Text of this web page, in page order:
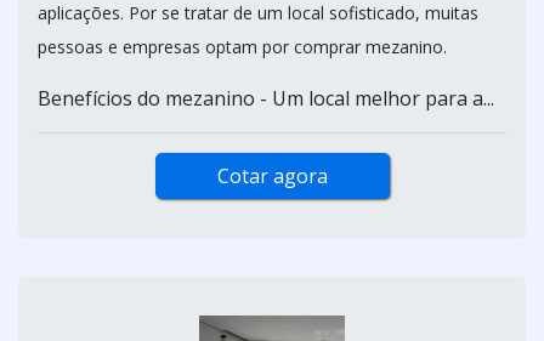
aplicações. Por se tratar de um local sofisticado, muitas
pessoas e empresas optam por comprar mezanino.
Benefícios do mezanino - Um local melhor para a...
Cotar agora